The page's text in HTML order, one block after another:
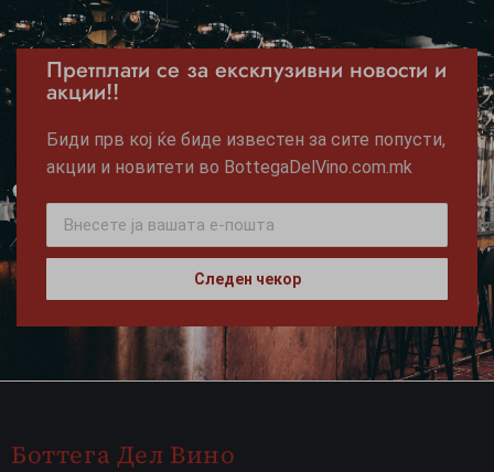
Претплати се за ексклузивни новости и
акции!!
Биди прв кој ќе биде известен за сите попусти,
акции и новитети во BottegaDelVino.com.mk
Следен чекор
Боттега Дел Вино